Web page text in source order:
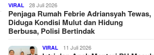
VIRAL 28 Juli 2026
Penjaga Rumah Febrie Adriansyah Tewas,
Diduga Kondisi Mulut dan Hidung
Berbusa, Polisi Bertindak
VIRAL 11 Juli 2026